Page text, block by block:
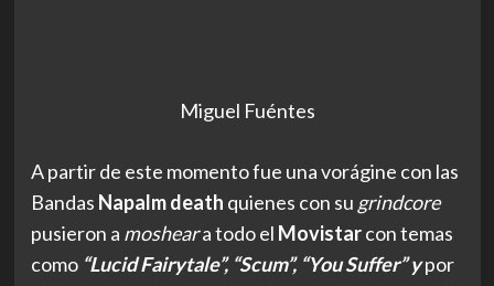
Miguel Fuéntes
A partir de este momento fue una vorágine con las
Bandas Napalm death quienes con su grindcore
pusieron a mosheara todo el Movistarcon temas
como “Lucid Fairytale”, “Scum”, “You Suffer” ypor